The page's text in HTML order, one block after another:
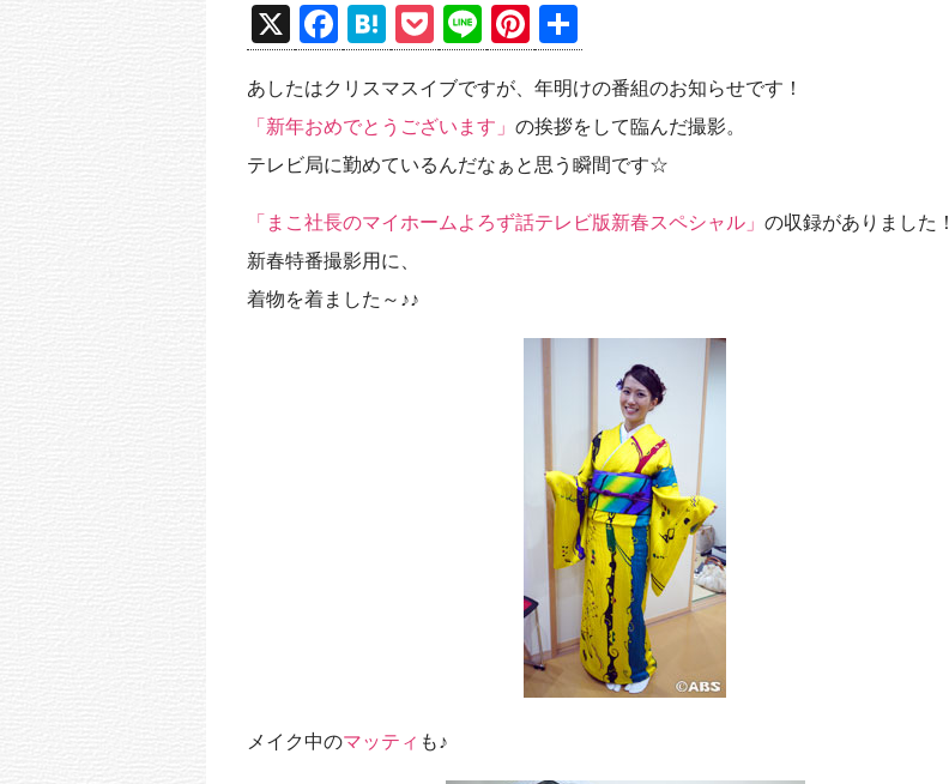
X
F
a
c
e
b
o
o
k
H
at
e
n
a
P
o
ck
et
Li
n
e
Pi
nt
er
e
st
有
あしたはクリスマスイブですが、年明けの番組のお知らせです！
「新年おめでとうございます」 の挨拶をして臨んだ撮影。
テレビ局に勤めているんだなぁと思う瞬間です☆
「まこ社長のマイホームよろず話テレビ版新春スペシャル」 の収録がありました！
新春特番撮影用に、
着物を着ました～♪♪
メイク中のマッティ も♪